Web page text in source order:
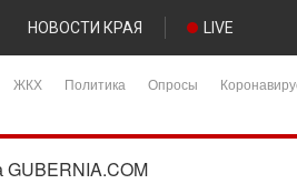
НОВОСТИ КРАЯ LIVE
ЖКХ Политика Опросы
GUBERNIA.COM